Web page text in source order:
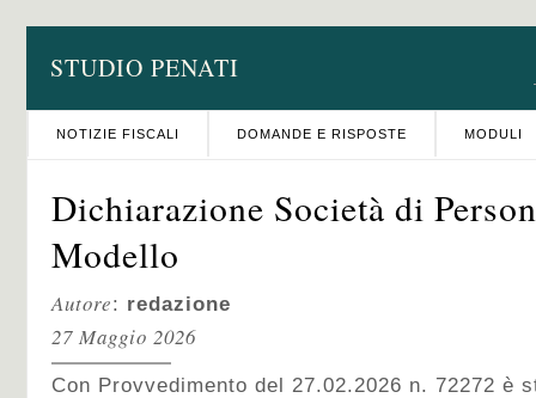
STUDIO PENATI
NOTIZIE FISCALI DOMANDE E RISPOSTE MODULI
Dichiarazione Società di
Modello
Autore: redazione
27 Maggio 2026
Con Provvedimento del 27.02.2026 n. 72272 è